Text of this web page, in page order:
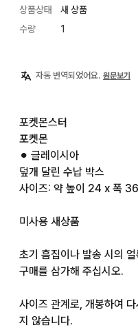
상품상태
새 상품
수량
1
자동 번역되었어요. 원문보기
포켓몬스터
포켓몬
⚫︎ 글레이시아
덮개 달린 수납 박스
사이즈: 약 높이 24 x 폭
미사용 새상품
초기 흠집이나 발송 시의
구매를 삼가해 주십시오.
사이즈 관계로, 개봉하여
지 않습니다.